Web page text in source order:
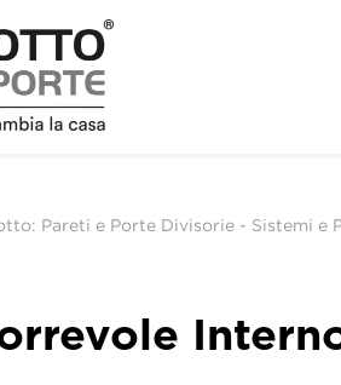
Pareti e Porte Divisorie - Sistemi e